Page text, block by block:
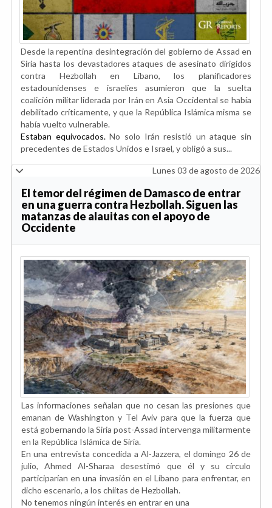
Desde la repentina desintegración del gobierno de Assad en
Siria hasta los devastadores ataques de asesinato dirigidos
contra Hezbollah en Líbano, los planificadores
estadounidenses e israelíes asumieron que la suelta
coalición militar liderada por Irán en Asia Occidental se había
debilitado críticamente, y que la República Islámica misma se
había vuelto vulnerable.
Estaban equivocados.No solo Irán resistió un ataque sin
precedentes de Estados Unidos e Israel, y obligó a sus...
Lunes 03 de agosto de 2026
El temor del régimen de Damasco de entrar
en una guerra contra Hezbollah. Siguen las
matanzas de alauitas con el apoyo de
Occidente
Las informaciones señalan que no cesan las presiones que
emanan de Washington y Tel Aviv para que la fuerza que
está gobernando la Siria post-Assad intervenga militarmente
en la República Islámica de Siria.
En una entrevista concedida a Al-Jazzera, el domingo 26 de
julio, Ahmed Al-Sharaa desestimó que él y su círculo
participarían en una invasión en el Líbano para enfrentar, en
dicho escenario, a los chiitas de Hezbollah.
No tenemos ningún interés en entrar en una